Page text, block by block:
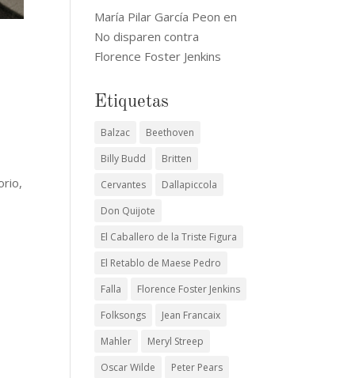
María Pilar García Peon en
No disparen contra
Florence Foster Jenkins
Etiquetas
Balzac
Beethoven
Billy Budd
Britten
Cervantes
Dallapiccola
Don Quijote
El Caballero de la Triste Figura
El Retablo de Maese Pedro
Falla
Florence Foster Jenkins
Folksongs
Jean Francaix
Mahler
Meryl Streep
Oscar Wilde
Peter Pears